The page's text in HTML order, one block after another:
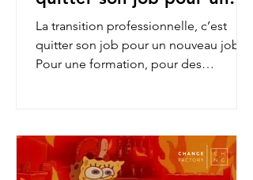
nouveau job.
La transition professionnelle, c’est
quitter son job pour un nouveau job.
Pour une formation, pour des